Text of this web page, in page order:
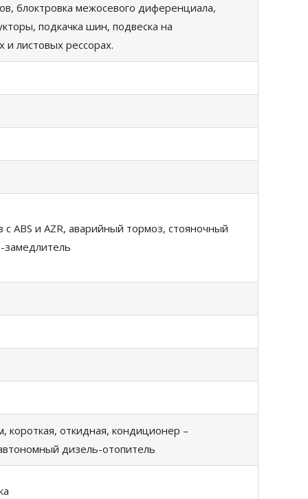
блоктровка межосевого диференциала,
подкачка шин, подвеска на
и листовых рессорах.
с ABS и AZR, аварийный тормоз, стояночный
замедлитель
короткая, откидная, кондиционер –
дизель-отопитель